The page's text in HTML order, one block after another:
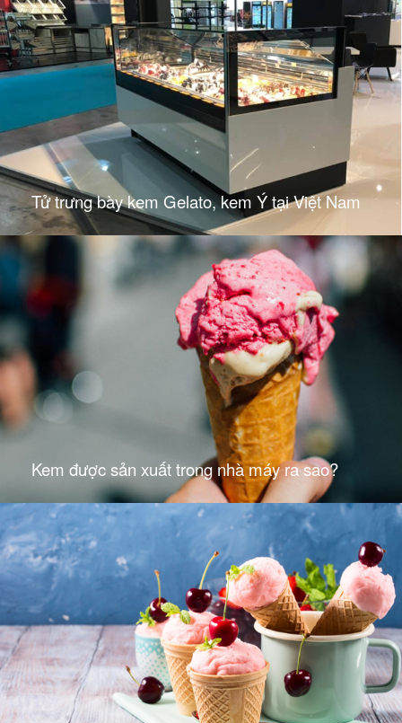
Tử trưng bày kem Gelato, kem Ý tại Việt Nam
Kem được sản xuất trong nhà máy ra sao?